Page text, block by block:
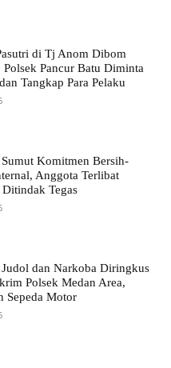
di Tj Anom Dibom
Pancur Batu Diminta
Tangkap Para Pelaku
Komitmen Bersih-
Anggota Terlibat
Tegas
Judol dan Narkoba Diringkus
Polsek Medan Area,
Sepeda Motor